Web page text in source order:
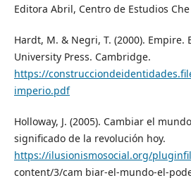
Editora Abril, Centro de Estudios
Hardt, M. & Negri, T. (2000). Empire.
University Press. Cambridge.
https://
imperio.pdf
Holloway, J. (2005). Cambiar el
significado de la revolución hoy.
https://ilusionismosocial.org/
content/3/cam biar-el-mundo-el-